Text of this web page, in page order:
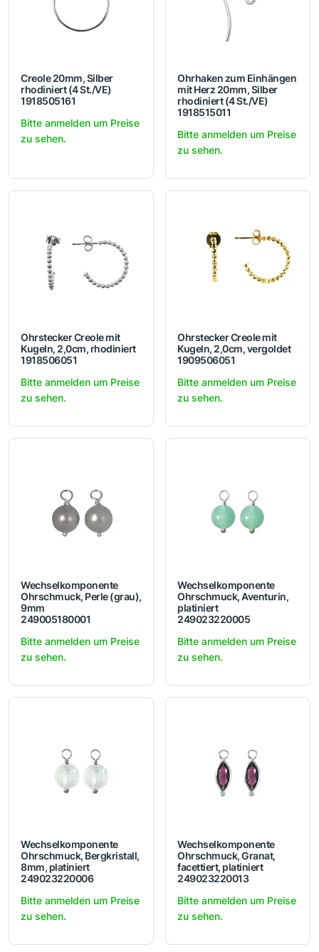
Creole 20mm, Silber
rhodiniert (4 St./VE)
1918505161
Bitte anmelden um Preise
zu sehen.
Ohrhaken zum Einhängen
mit Herz 20mm, Silber
rhodiniert (4 St./VE)
1918515011
Bitte anmelden um Preise
zu sehen.
Ohrstecker Creole mit
Kugeln, 2,0cm, rhodiniert
1918506051
Bitte anmelden um Preise
zu sehen.
Ohrstecker Creole mit
Kugeln, 2,0cm, vergoldet
1909506051
Bitte anmelden um Preise
zu sehen.
Wechselkomponente
Ohrschmuck, Perle (grau),
9mm
249005180001
Bitte anmelden um Preise
zu sehen.
Wechselkomponente
Ohrschmuck, Aventurin,
platiniert
249023220005
Bitte anmelden um Preise
zu sehen.
Wechselkomponente
Ohrschmuck, Bergkristall,
8mm, platiniert
249023220006
Bitte anmelden um Preise
zu sehen.
Wechselkomponente
Ohrschmuck, Granat,
facettiert, platiniert
249023220013
Bitte anmelden um Preise
zu sehen.